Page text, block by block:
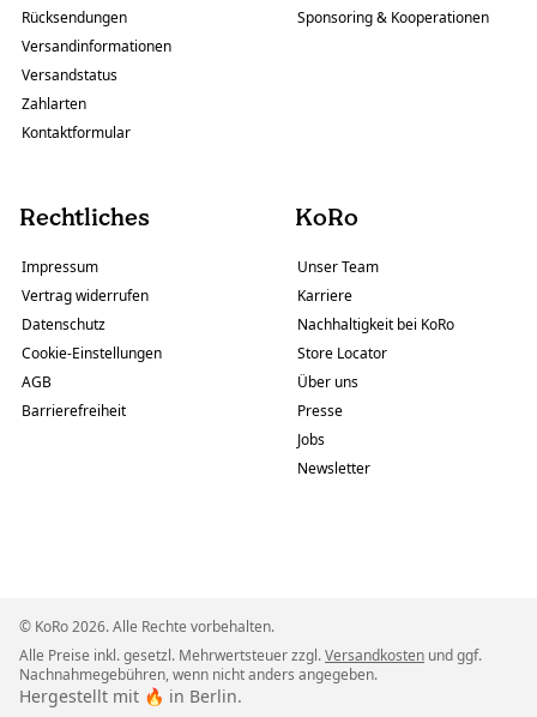
Rücksendungen
Versandinformationen
Versandstatus
Zahlarten
Kontaktformular
Sponsoring & Kooperationen
Rechtliches
Impressum
Vertrag widerrufen
Datenschutz
Cookie-Einstellungen
AGB
Barrierefreiheit
KoRo
Unser Team
Karriere
Nachhaltigkeit bei KoRo
Store Locator
Über uns
Presse
Jobs
Newsletter
© KoRo 2026. Alle Rechte vorbehalten.
Alle Preise inkl. gesetzl. Mehrwertsteuer zzgl.Versandkosten und ggf.
Nachnahmegebühren, wenn nicht anders angegeben.
Hergestellt mit 🔥 in Berlin.